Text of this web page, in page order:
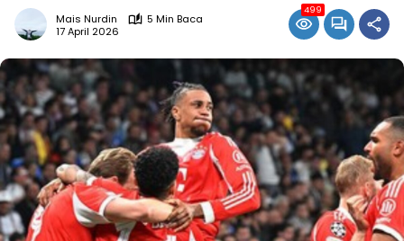
Mais Nurdin
5 Min Baca
17 April 2026
499